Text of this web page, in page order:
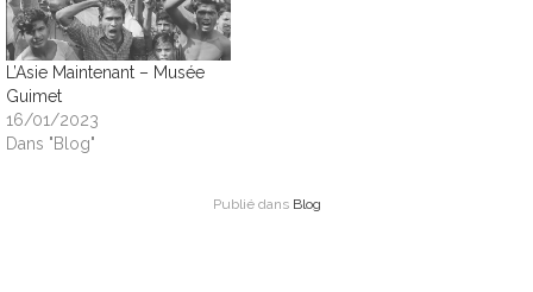
L’Asie Maintenant – Musée
Guimet
16/01/2023
Dans "Blog"
Publié dans Blog